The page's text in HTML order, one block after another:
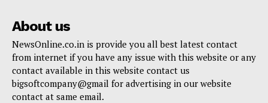
About us
NewsOnline.co.in is provide you all best latest contact
from internet if you have any issue with this website or any
contact available in this website contact us
bigsoftcompany@gmail for advertising in our website
contact at same email.